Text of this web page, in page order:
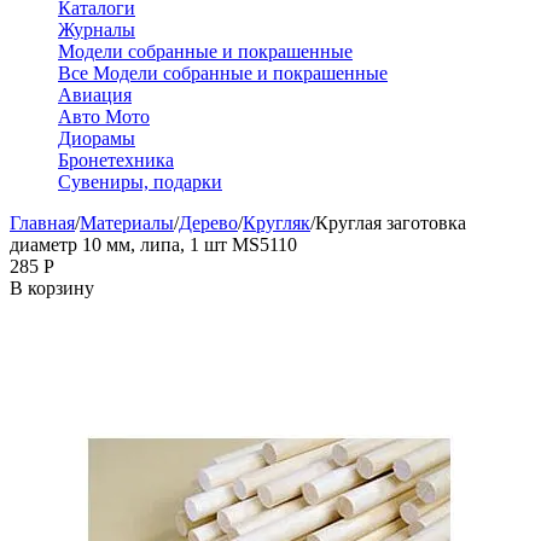
Каталоги
Журналы
Модели собранные и покрашенные
Все Модели собранные и покрашенные
Авиация
Авто Мото
Диорамы
Бронетехника
Сувениры, подарки
Главная/Материалы/Дерево/Кругляк/Круглая заготовка
диаметр 10 мм, липа, 1 шт MS5110
‍285‍ Р
В корзину